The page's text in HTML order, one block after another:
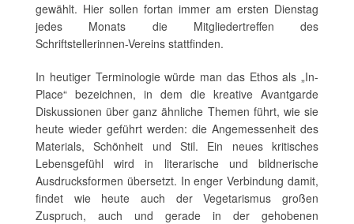
gewählt. Hier sollen fortan immer am ersten Dienstag
jedes Monats die Mitgliedertreffen des
Schriftstellerinnen-Vereins stattfinden.
In heutiger Terminologie würde man das Ethos als „In-
Place“ bezeichnen, in dem die kreative Avantgarde
Diskussionen über ganz ähnliche Themen führt, wie sie
heute wieder geführt werden: die Angemessenheit des
Materials, Schönheit und Stil. Ein neues kritisches
Lebensgefühl wird in literarische und bildnerische
Ausdrucksformen übersetzt. In enger Verbindung damit,
findet wie heute auch der Vegetarismus großen
Zuspruch, auch und gerade in der gehobenen